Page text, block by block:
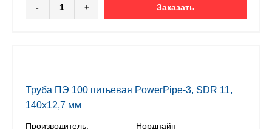
- + Заказать
Труба ПЭ 100 питьевая PowerPipe-3, SDR 11,
140х12,7 мм
Производитель: Нордпайп